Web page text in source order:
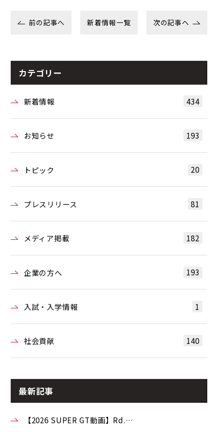
前の記事へ 新着情報一覧 次の記事へ
カテゴリー
新着情報 434
お知らせ 193
トピック 20
プレスリリース 81
メディア掲載 182
企業の方へ 193
入試・入学情報 1
社会貢献 140
最新記事
【2026 SUPER GT動画】Rd.…